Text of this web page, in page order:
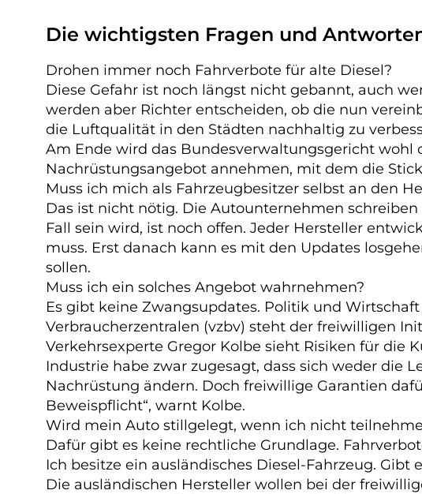
Die wichtigsten Fragen und
Drohen immer noch Fahrverbote für alte Diesel?
Diese Gefahr ist noch längst nicht gebannt, auch
werden aber Richter entscheiden, ob die nun
die Luftqualität in den Städten nachhaltig zu
Am Ende wird das Bundesverwaltungsgericht wohl
Nachrüstungsangebot annehmen, mit dem die
Muss ich mich als Fahrzeugbesitzer selbst an den
Das ist nicht nötig. Die Autounternehmen
Fall sein wird, ist noch offen. Jeder Hersteller
muss. Erst danach kann es mit den Updates
sollen.
Muss ich ein solches Angebot wahrnehmen?
Es gibt keine Zwangsupdates. Politik und
Verbraucherzentralen (vzbv) steht der freiwilligen
Verkehrsexperte Gregor Kolbe sieht Risiken für die
Industrie habe zwar zugesagt, dass sich weder die
Nachrüstung ändern. Doch freiwillige Garantien
Beweispflicht“, warnt Kolbe.
Wird mein Auto stillgelegt, wenn ich nicht
Dafür gibt es keine rechtliche Grundlage.
Ich besitze ein ausländisches Diesel-Fahrzeug. Gibt
Die ausländischen Hersteller wollen bei der